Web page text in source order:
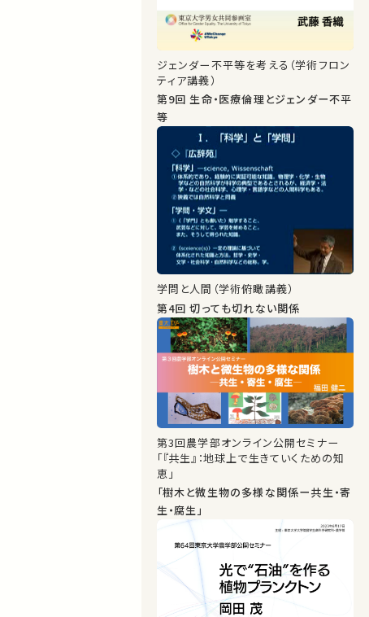
ジェンダー不平等を考える（学術フロン
ティア講義）
第9回 生命・医療倫理とジェンダー不平
等
学問と人間（学術俯瞰講義）
第4回 切っても切れない関係
第3回農学部オンライン公開セミナー
「『共生』：地球上で生きていくための知
恵」
「樹木と微生物の多様な関係ー共生・寄
生・腐生」